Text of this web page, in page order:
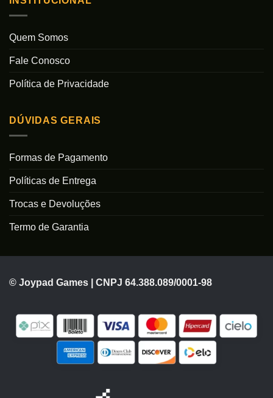
Quem Somos
Fale Conosco
Política de Privacidade
DÚVIDAS GERAIS
Formas de Pagamento
Políticas de Entrega
Trocas e Devoluções
Termo de Garantia
© Joypad Games | CNPJ 64.388.089/0001-98